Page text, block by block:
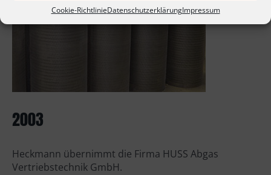
Cookie-RichtlinieDatenschutzerklärungImpressum
2003
Heckmann übernimmt die Firma HUSS Abgas
Vertriebstechnik GmbH.